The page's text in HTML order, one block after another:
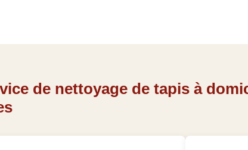
de nettoyage de tapis à